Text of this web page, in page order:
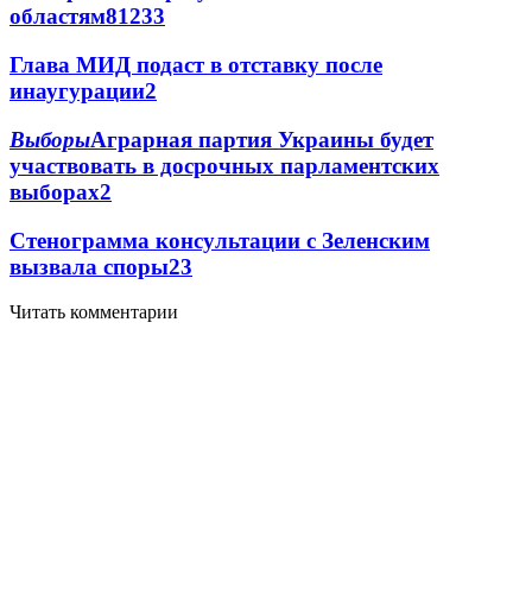
областям81233
Глава МИД подаст в отставку после
инаугурации2
ВыборыАграрная партия Украины будет
участвовать в досрочных парламентских
выборах2
Стенограмма консультации с Зеленским
вызвала споры23
Читать комментарии